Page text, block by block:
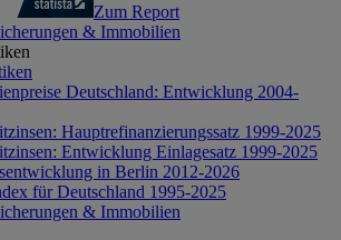
Zum Report
& Immobilien
Deutschland: Entwicklung 2004-
Hauptrefinanzierungssatz 1999-2025
Entwicklung Einlagesatz 1999-2025
in Berlin 2012-2026
für Deutschland 1995-2025
& Immobilien